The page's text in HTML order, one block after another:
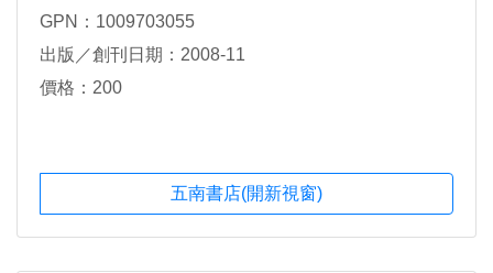
GPN：1009703055
出版／創刊日期：2008-11
價格：200
五南書店(開新視窗)